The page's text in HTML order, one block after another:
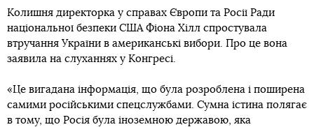
Колишня директорка у справах Європи та Росії Ради
національної безпеки США Фіона Хілл спростувала
втручання України в американські вибори. Про це вона
заявила на слуханнях у Конгресі.
«Це вигадана інформація, що була розроблена і поширена
самими російськими спецслужбами. Сумна істина полягає
в тому, що Росія була іноземною державою, яка